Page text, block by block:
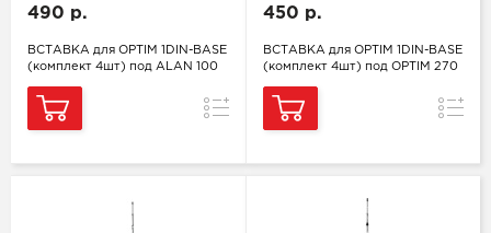
490 р.
ВСТАВКА для OPTIM 1DIN-BASE
(комплект 4шт) под ALAN 100
Сравнение
450 р.
ВСТАВКА для OPTIM 1DIN-BASE
(комплект 4шт) под OPTIM 270